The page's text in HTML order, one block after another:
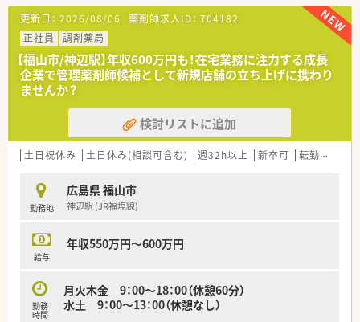
【募集背景と求める人物像について】
■現管理薬剤師の退職に伴う欠員補充であり、即戦力として活躍
できる経験者を求めています。
■調剤経験が3年以上あり、一人薬剤師の時間帯も安心して対応
できる方を歓迎いたします。
■地域医療に貢献したいという意欲があり、患者様に優しく寄り
添えるお人柄の方を求めます。
【法人特徴について】
■鳴門市内に2店舗を展開し、患者様第一主義を掲げて地域医療
に貢献している企業です。
がスムーズに行える環境です。
■地域密着型の経営方針で、患者様一人ひとりと顔の見える関係
性を築くことを大切にします。
【求人情報について】
■年収は最低550万円からのスタートとなり、ご経験次第で600
■賞与は年3回支給される実績があり、日々の頑張りがしっかり
と収入に反映される仕組みです。
■資格手当や管理薬剤師手当など、職能に応じた手当が充実して
更新日： 2026/08/06 薬剤師求人ID： 704182
正社員
調剤薬局
【福山市/神辺駅】年収600万円も！在宅業務に注力する成長
企業で管理薬剤師候補として新規店舗の立ち上げに携わり
ませんか？
検討リストに追加
土日祝休み 土日休み(相談可含む) 週32h以上 新卒可 転勤なし
勤務地
広島県 福山市
神辺駅 (JR福塩線)
給与
年収550万円～600万円
勤務
時間
月火木金 9：00～18：00（休憩60分）
水土 9：00～13：00（休憩なし）